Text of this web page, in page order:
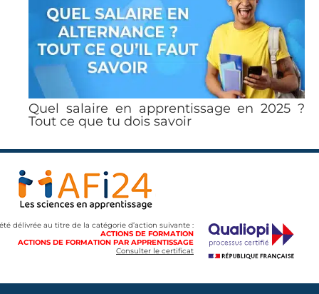
Quel salaire en apprentissage en 2025 ?
Tout ce que tu dois savoir
délivrée au titre de la catégorie d’action suivante :
ACTIONS DE FORMATION
ACTIONS DE FORMATION PAR APPRENTISSAGE
Consulter le certificat